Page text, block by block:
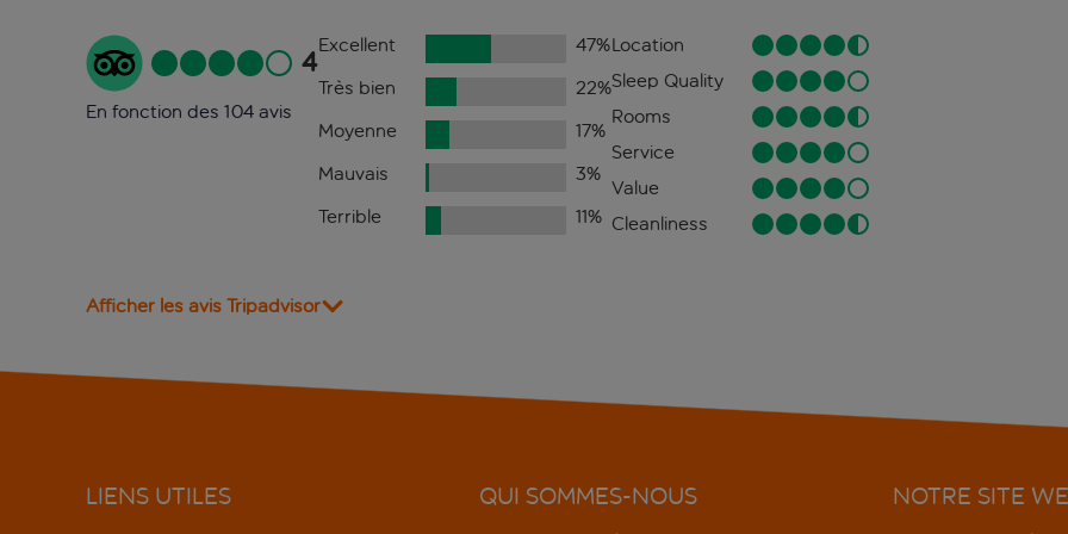
4
En fonction des 104 avis
Excellent 47%
Très bien
22%
Moyenne
17%
Mauvais
3%
Terrible
11%
Location
Sleep Quality
Rooms
Service
Value
Cleanliness
Afficher les avis Tripadvisor
LIENS UTILES QUI SOMMES-NOUS NOTRE SITE